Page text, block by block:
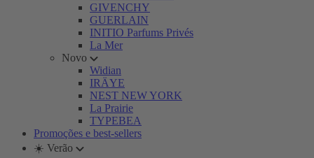
GIVENCHY
GUERLAIN
INITIO Parfums Privés
La Mer
Novo
Widian
IRÄYE
NEST NEW YORK
La Prairie
TYPEBEA
Promoções e best-sellers
☀️ Verão